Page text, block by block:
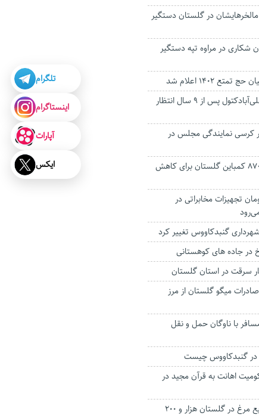
مالخرهایشان در گلستان دستگیر
شکاری در مراوه تپه دستگیر
۱۴۰۲ اعلام شد
پل روگذر کمربندی علی‌آبادکتول پس از ۹ سال انتظار
برای هر کرسی نمایندگی مجلس در
معاینه فنی ۲ هزار و ۸۷۰ کمباین گلستان برای کاهش
تومان تجهیزات مخابراتی در
گنبدکاووس تغییر کرد
در جاده های کوهستانی
میگو گلستان از مرز
۱۰۰ هزار مسافر با ناوگان حمل و نقل
در گنبدکاووس چیست
اهانت به قرآن مجید در
متخلفین تولید و توزیع مرغ در گلستان هزار و ۲۰۰
تلگرام
اینستاگرام
آپارات
ایکس